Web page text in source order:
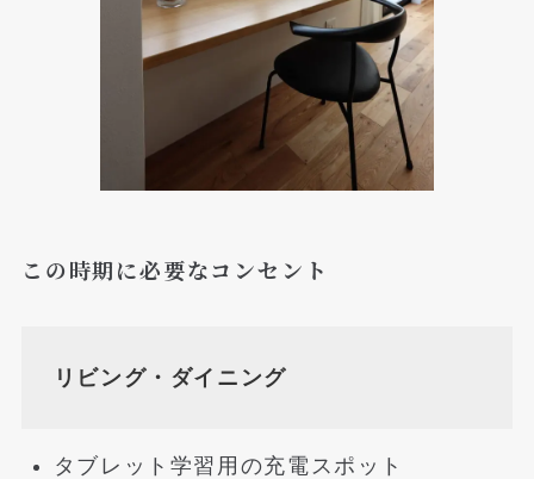
この時期に必要なコンセント
リビング・ダイニング
タブレット学習用の充電スポット